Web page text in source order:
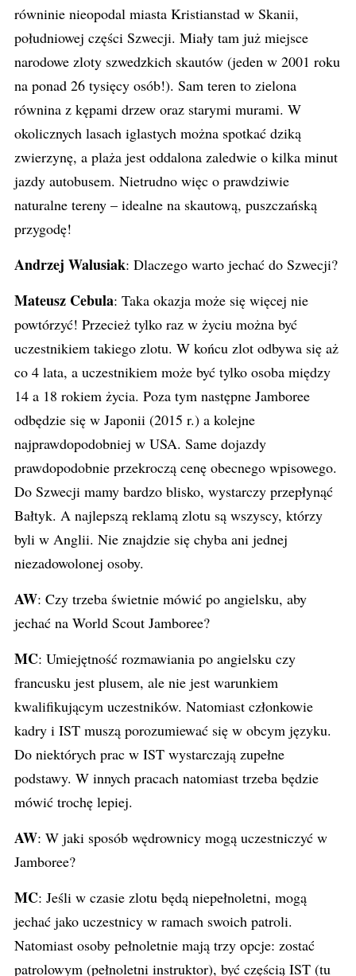
równinie nieopodal miasta Kristianstad w Skanii,
południowej części Szwecji. Miały tam już miejsce
narodowe zloty szwedzkich skautów (jeden w 2001 roku
na ponad 26 tysięcy osób!). Sam teren to zielona
równina z kępami drzew oraz starymi murami. W
okolicznych lasach iglastych można spotkać dziką
zwierzynę, a plaża jest oddalona zaledwie o kilka minut
jazdy autobusem. Nietrudno więc o prawdziwie
naturalne tereny – idealne na skautową, puszczańską
przygodę!
Andrzej Walusiak: Dlaczego warto jechać do Szwecji?
Mateusz Cebula: Taka okazja może się więcej nie
powtórzyć! Przecież tylko raz w życiu można być
uczestnikiem takiego zlotu. W końcu zlot odbywa się aż
co 4 lata, a uczestnikiem może być tylko osoba między
14 a 18 rokiem życia. Poza tym następne Jamboree
odbędzie się w Japonii (2015 r.) a kolejne
najprawdopodobniej w USA. Same dojazdy
prawdopodobnie przekroczą cenę obecnego wpisowego.
Do Szwecji mamy bardzo blisko, wystarczy przepłynąć
Bałtyk. A najlepszą reklamą zlotu są wszyscy, którzy
byli w Anglii. Nie znajdzie się chyba ani jednej
niezadowolonej osoby.
AW: Czy trzeba świetnie mówić po angielsku, aby
jechać na World Scout Jamboree?
MC: Umiejętność rozmawiania po angielsku czy
francusku jest plusem, ale nie jest warunkiem
kwalifikującym uczestników. Natomiast członkowie
kadry i IST muszą porozumiewać się w obcym języku.
Do niektórych prac w IST wystarczają zupełne
podstawy. W innych pracach natomiast trzeba będzie
mówić trochę lepiej.
AW: W jaki sposób wędrownicy mogą uczestniczyć w
Jamboree?
MC: Jeśli w czasie zlotu będą niepełnoletni, mogą
jechać jako uczestnicy w ramach swoich patroli.
Natomiast osoby pełnoletnie mają trzy opcje: zostać
patrolowym (pełnoletni instruktor), być częścią IST (tu